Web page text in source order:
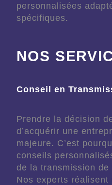
personnalisées
spécifiques.
NOS
Conseil en
Prendre la décision
d’acquérir une
majeure. C’est
conseils
de la transmission
Nos experts réalisent